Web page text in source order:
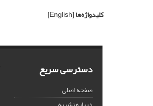
کلیدواژه‌ها[English]
دسترسی سریع
صفحه اصلی